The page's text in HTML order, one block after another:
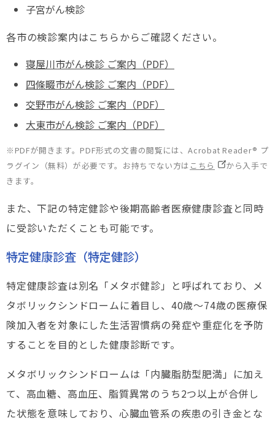
子宮がん検診
各市の検診案内はこちらからご確認ください。
寝屋川市がん検診 ご案内（PDF）
四條畷市がん検診 ご案内（PDF）
交野市がん検診 ご案内（PDF）
大東市がん検診 ご案内（PDF）
※PDFが開きます。PDF形式の文書の閲覧には、Acrobat Reader® プ
ラグイン（無料）が必要です。お持ちでない方は こちら
から入手で
きます。
また、下記の特定健診や後期高齢者医療健康診査と同時
に受診いただくことも可能です。
特定健康診査（特定健診）
特定健康診査は別名「メタボ健診」と呼ばれており、メ
タボリックシンドロームに着目し、40歳～74歳の医療保
険加入者を対象にした生活習慣病の発症や重症化を予防
することを目的とした健康診断です。
メタボリックシンドロームは「内臓脂肪型肥満」に加え
て、高血糖、高血圧、脂質異常のうち2つ以上が合併し
た状態を意味しており、心臓血管系の疾患の引き金とな